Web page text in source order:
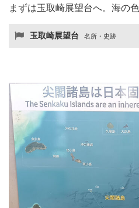
まずは玉取崎展望台へ。海の
玉取崎展望台 名所・史跡